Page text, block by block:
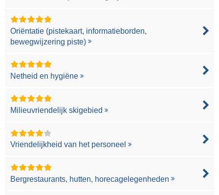
Oriëntatie (pistekaart, informatieborden,
bewegwijzering piste)
Netheid en hygiëne
Milieuvriendelijk skigebied
Vriendelijkheid van het personeel
Bergrestaurants, hutten, horecagelegenheden